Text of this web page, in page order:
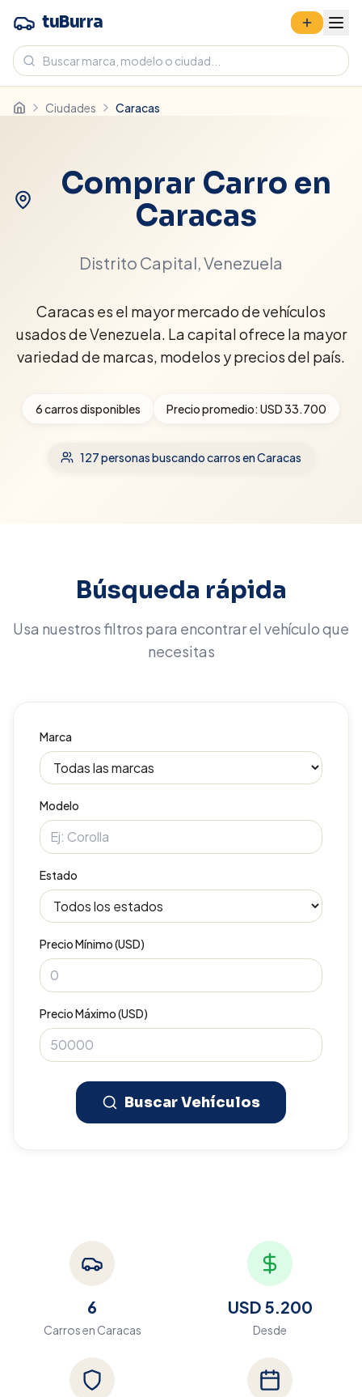
tuBurra
Ciudades Caracas
Comprar Carro en
Caracas
Distrito Capital, Venezuela
Caracas es el mayor mercado de vehículos
usados de Venezuela. La capital ofrece la mayor
variedad de marcas, modelos y precios del país.
6carros disponibles Precio promedio: USD 33.700
127personas buscando carrosen Caracas
Búsqueda rápida
Usa nuestros filtros para encontrar el vehículo que
necesitas
Marca
Modelo
Estado
Precio Mínimo (USD)
Precio Máximo (USD)
Buscar Vehículos
6
Carros en Caracas
USD 5.200
Desde